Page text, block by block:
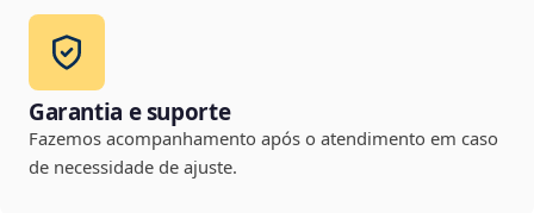
Garantia e suporte
Fazemos acompanhamento após o atendimento em caso
de necessidade de ajuste.